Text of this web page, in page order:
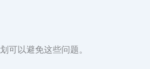
可以避免这些问题。